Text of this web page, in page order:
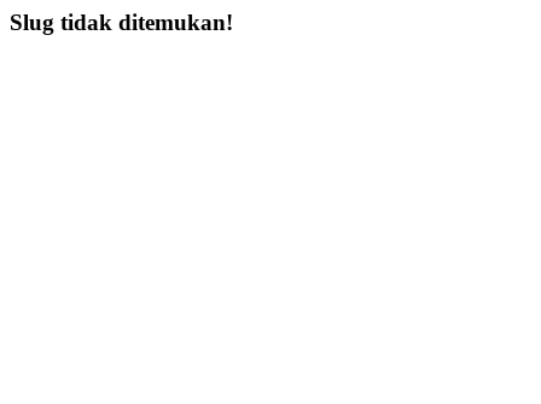
Slug tidak ditemukan!